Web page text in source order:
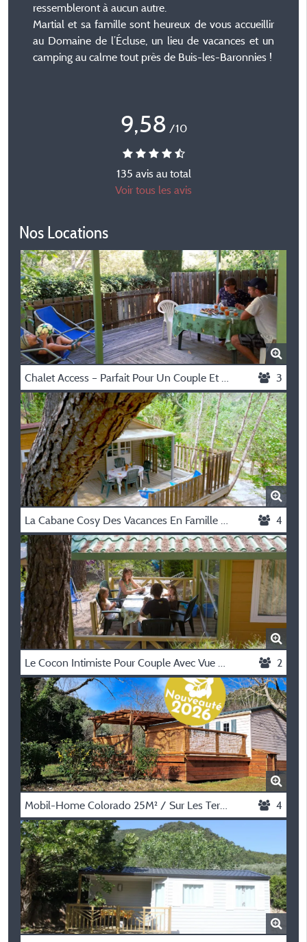
ressembleront à aucun autre.
Martial et sa famille sont heureux de vous accueillir
au Domaine de l’Écluse, un lieu de vacances et un
camping au calme tout près de Buis-les-Baronnies !
9,58 /10
135 avis au total
Voir tous les avis
Nos Locations
Chalet Access – Parfait Pour Un Couple Et Accessible Pmr | Drôme Provençale 3
La Cabane Cosy Des Vacances En Famille – Chalet Cigalon 4
Le Cocon Intimiste Pour Couple Avec Vue Dégagée – Chalet Nemo 2
Mobil-Home Colorado 25M² / Sur Les Terrasses Du Camping, Emplacements Spacieux / 2 Chambres 4